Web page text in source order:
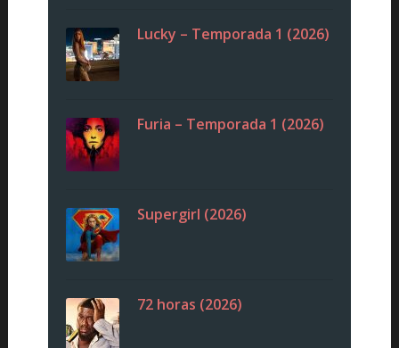
Lucky – Temporada 1 (2026)
Furia – Temporada 1 (2026)
Supergirl (2026)
72 horas (2026)